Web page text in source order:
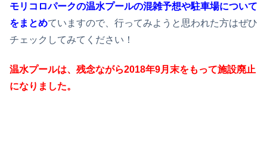
モリコロパークの温水プールの混雑予想や駐車場について
をまとめていますので、行ってみようと思われた方はぜひ
チェックしてみてください！
温水プールは、残念ながら2018年9月末をもって施設廃止
になりました。